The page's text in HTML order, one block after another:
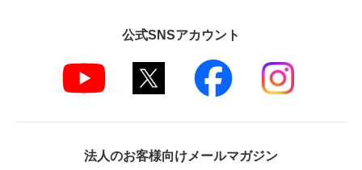
公式SNSアカウント
法人のお客様向けメールマガジン